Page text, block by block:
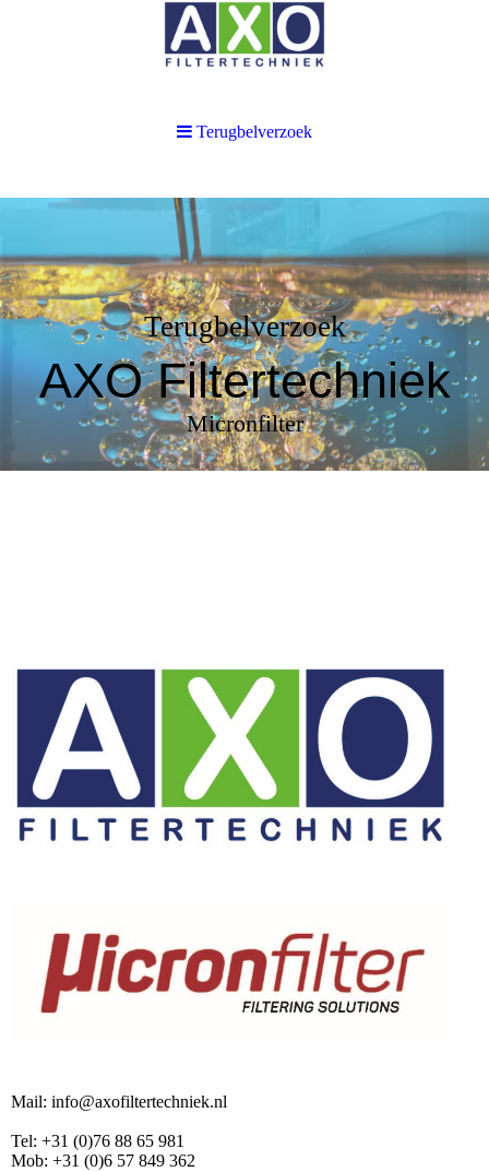
Terugbelverzoek
AXO Filtertechniek
Micronfilter
Mail: info@axofiltertechniek.nl
Tel: +31 (0)76 88 65 981
Mob: +31 (0)6 57 849 362
Terugbelverzoek